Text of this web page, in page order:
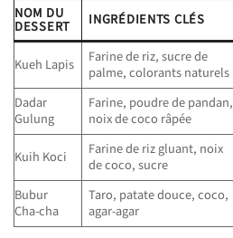
NOM DU
DESSERT INGRÉDIENTS CLÉS
Kueh Lapis
Farine de riz, sucre de
palme, colorants naturels
Dadar
Gulung
Farine, poudre de pandan,
noix de coco râpée
Kuih Koci
Farine de riz gluant, noix
de coco, sucre
Bubur
Cha-cha
Taro, patate douce, coco,
agar-agar